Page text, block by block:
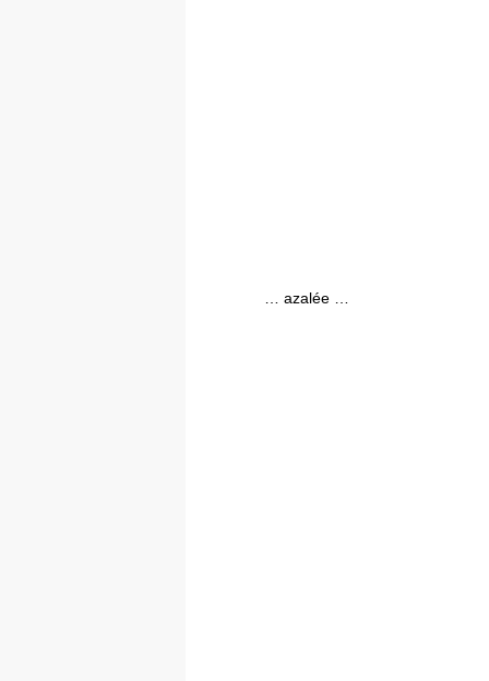
… azalée …